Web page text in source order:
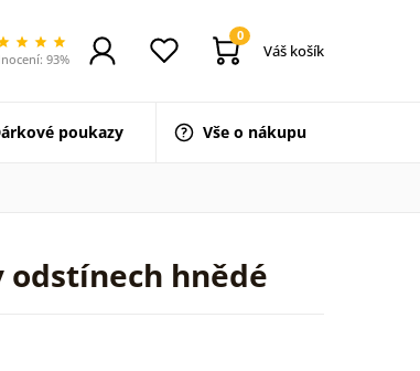
93%
0
Váš košík
poukazy Vše o nákupu
odstínech hnědé